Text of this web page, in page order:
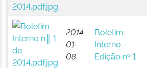
2014-
01-
08
Boletim
Interno -
Edição nº 1